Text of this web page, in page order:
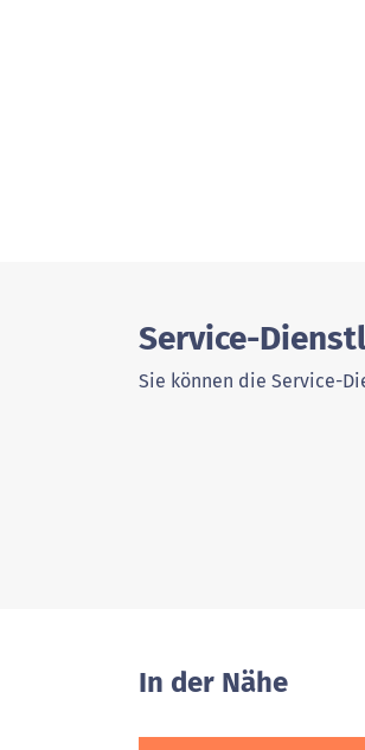
Service-
Sie können die Service-
In der Nähe